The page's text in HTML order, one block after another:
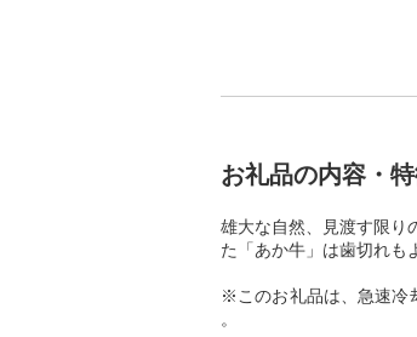
お礼品の内容・
雄大な自然、見渡す限り
た「あか牛」は歯切れも
※このお礼品は、急速冷
。